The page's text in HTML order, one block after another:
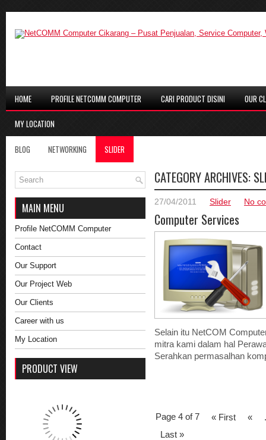
HOME PROFILE NETCOMM COMPUTER CARI PRODUCT DISINI OUR
MY LOCATION
BLOG NETWORKING SLIDER
CATEGORY ARCHIVES:
27/04/2011 Slider No
Computer Services
Selain itu NetCOM
mitra kami dalam hal
Serahkan permasalhan
Page 4 of 7 « First «
Last »
MAIN MENU
Profile NetCOMM Computer
Contact
Our Support
Our Project Web
Our Clients
Career with us
My Location
PRODUCT VIEW